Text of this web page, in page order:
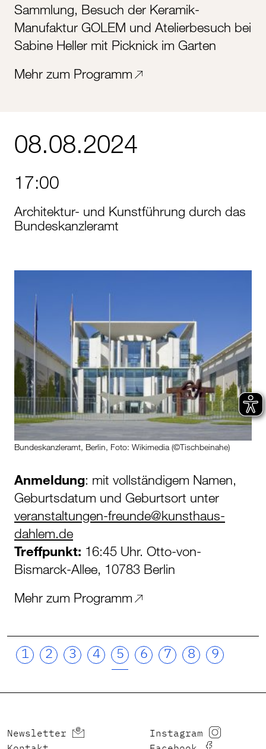
Sammlung, Besuch der Keramik-
Manufaktur GOLEM und Atelierbesuch bei
Sabine Heller mit Picknick im Garten
Mehr zum Programm
08.08.2024
17:00
Architektur- und Kunstführung durch das
Bundeskanzleramt
Bundeskanzleramt, Berlin, Foto: Wikimedia (©Tischbeinahe)
Anmeldung: mit vollständigem Namen,
Geburtsdatum und Geburtsort unter
veranstaltungen-freunde@kunsthaus-
dahlem.de
Treffpunkt: 16:45 Uhr. Otto-von-
Bismarck-Allee, 10783 Berlin
Mehr zum Programm
1 2 3 4 5 6 7 8 9
Newsletter
Instagram